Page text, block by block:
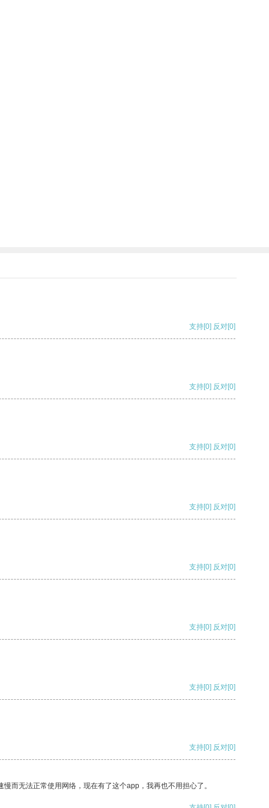
支持[0] 反对[0]
支持[0] 反对[0]
支持[0] 反对[0]
支持[0] 反对[0]
支持[0] 反对[0]
支持[0] 反对[0]
支持[0] 反对[0]
支持[0] 反对[0]
而无法正常使用网络，现在有了这个app，我再也不用担心了。